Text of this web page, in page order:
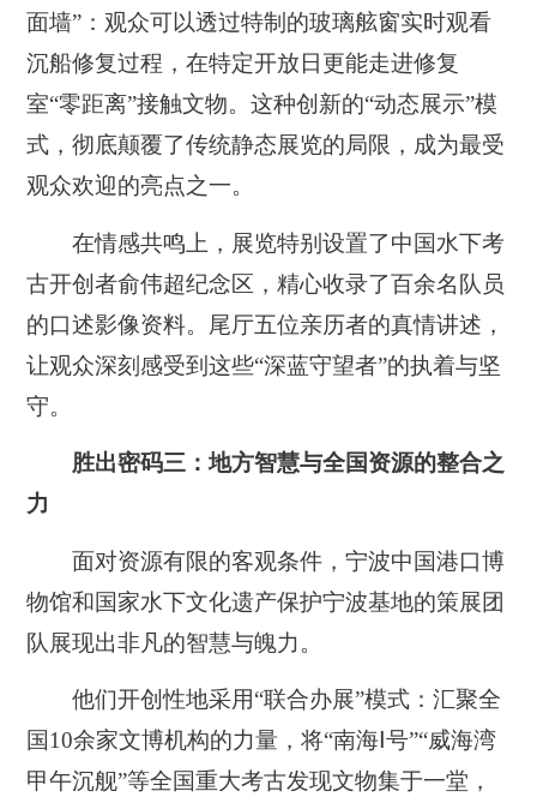
面墙”：观众可以透过特制的玻璃舷窗实时观看
沉船修复过程，在特定开放日更能走进修复
室“零距离”接触文物。这种创新的“动态展示”模
式，彻底颠覆了传统静态展览的局限，成为最受
观众欢迎的亮点之一。
在情感共鸣上，展览特别设置了中国水下考
古开创者俞伟超纪念区，精心收录了百余名队员
的口述影像资料。尾厅五位亲历者的真情讲述，
让观众深刻感受到这些“深蓝守望者”的执着与坚
守。
胜出密码三：地方智慧与全国资源的整合之
力
面对资源有限的客观条件，宁波中国港口博
物馆和国家水下文化遗产保护宁波基地的策展团
队展现出非凡的智慧与魄力。
他们开创性地采用“联合办展”模式：汇聚全
国10余家文博机构的力量，将“南海Ⅰ号”“威海湾
甲午沉舰”等全国重大考古发现文物集于一堂，